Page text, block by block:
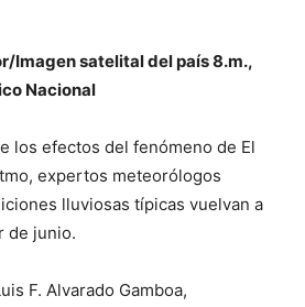
Imagen satelital del país 8.m.,
Nacional
los efectos del fenómeno de El
expertos meteorólogos
lluviosas típicas vuelvan a
de junio.
F. Alvarado Gamboa,